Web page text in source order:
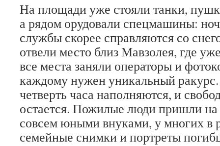
На площади уже стояли танки,
а рядом орудовали спецмашины:
службы скорее справляются со
отвели место близ Мавзолея, где
все места заняли операторы и
каждому нужен уникальный
четверть часа наполняются, и
остается. Пожилые люди пришли
совсем юными внуками, у многих в
семейные снимки и портреты